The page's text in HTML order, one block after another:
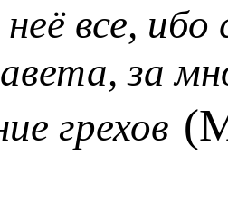
все,
за
грехов